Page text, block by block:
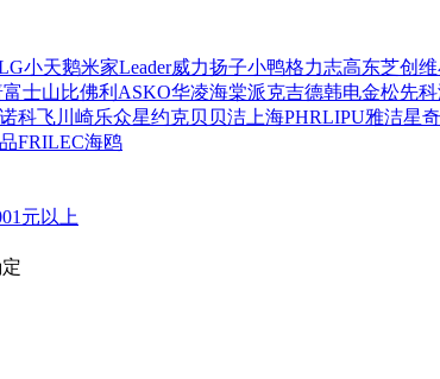
小天鹅米家Leader威力扬子小鸭格力志高东芝创维
富士山比佛利 ASKO华凌海棠派克吉德韩电金松先科
科飞川崎乐众星约克贝贝洁 上海PHRLIPU雅洁星
FRILEC海鸥
元以上